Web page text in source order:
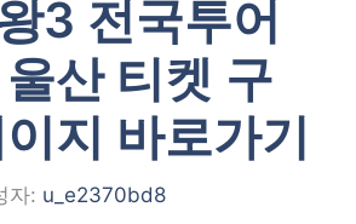
3 전국투어
산 티켓 구
지 바로가기
자: u_e2370bd8